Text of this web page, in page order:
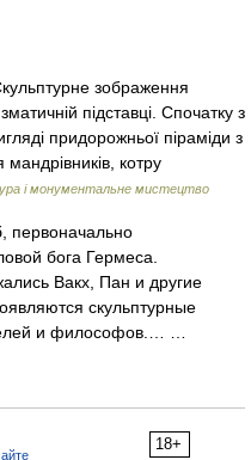
зображення
підставці. Спочатку з
придорожньої піраміди з
мандрівників, котру
і монументальне мистецтво
первоначально
бога Гермеса.
Вакх, Пан и другие
скульптурные
и философов.… …
18+